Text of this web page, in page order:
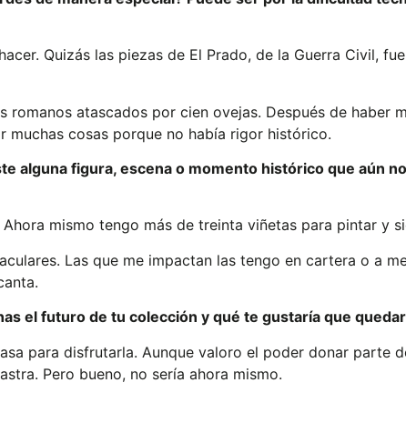
Quizás las piezas de El Prado, de la Guerra Civil,
atascados por cien ovejas. Después de haber
cosas porque no había rigor histórico.
alguna figura, escena o momento histórico que aún
mismo tengo más de treinta viñetas para pintar y
Las que me impactan las tengo en cartera o a
el futuro de tu colección y qué te gustaría que
para disfrutarla. Aunque valoro el poder donar parte
Pero bueno, no sería ahora mismo.